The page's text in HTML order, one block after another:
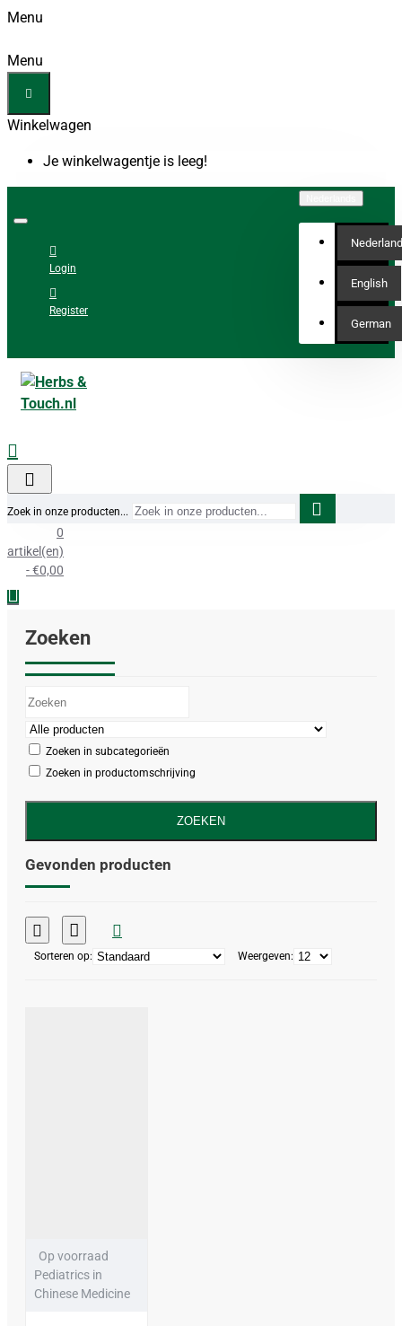
Menu
Menu
Winkelwagen
Je winkelwagentje is leeg!
Login
Register
English
German
Zoek in onze producten...
0
artikel(en)
- €0,00
Zoeken
Zoeken in subcategorieën
Zoeken in productomschrijving
ZOEKEN
Gevonden producten
Sorteren op: Weergeven:
Op voorraad
Pediatrics in
Chinese Medicine